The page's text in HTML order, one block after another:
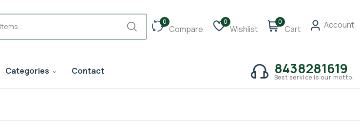
0
Compare
0
Wishlist
0
Cart Account
Categories Contact 8438281619
Best service is our motto.